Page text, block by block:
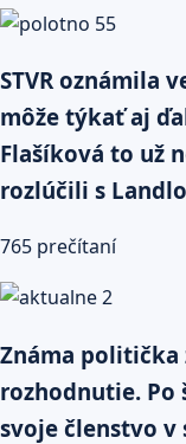
STVR oznámila
môže týkať aj
Flašíková to už
rozlúčili s
765 prečítaní
Známa politička
rozhodnutie. Po
svoje členstvo v